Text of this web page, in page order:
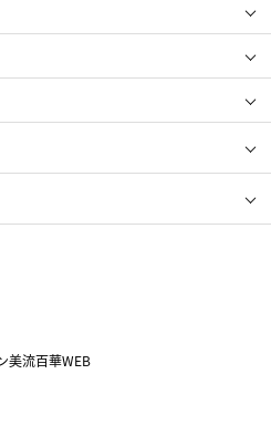
お歳暮
ジルスチュアート
SK-Ⅱ
新宿高野
ママ＆キッズ
五月人形
ホワイトデー
美流百華WEB